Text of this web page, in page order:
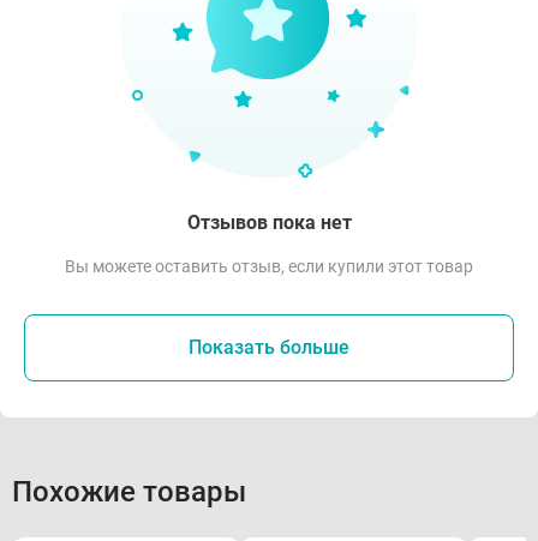
Отзывов пока нет
Вы можете оставить отзыв, если купили этот товар
Показать больше
Похожие товары